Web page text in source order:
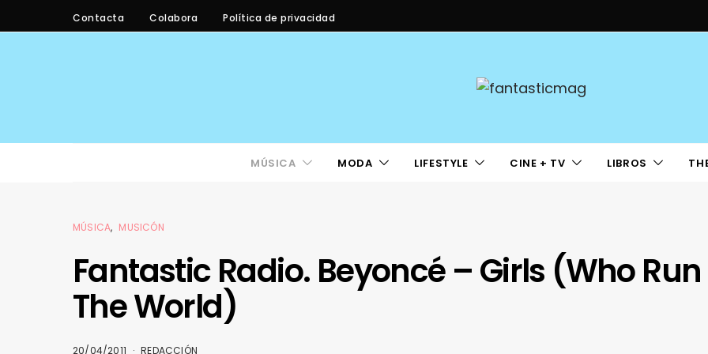
Contacta Colabora Política de privacidad
MÚSICA MODA LIFESTYLE CINE + TV LIBROS
MÚSICA MUSICÓN
Fantastic Radio. Beyoncé – Girls (Who Run
The World)
20/04/2011 REDACCIÓN